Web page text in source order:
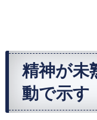
精神が未
動で示す